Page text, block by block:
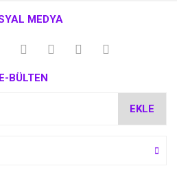
ederiz.
bilgiler bulunuyor.
MEDYA
E-BÜLTEN
EKLE